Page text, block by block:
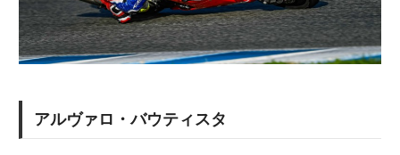
アルヴァロ・バウティスタ